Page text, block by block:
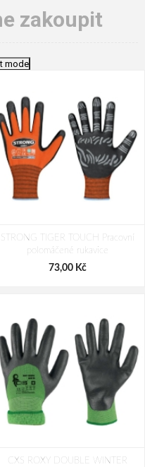
zakoupit
mode
STRONG TIGER TOUCH Pracovní
polomáčené rukavice
73,00 Kč
CXS ROXY DOUBLE WINTER